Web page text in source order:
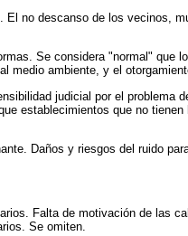
no descanso de los vecinos,
Se considera "normal"
medio ambiente, y el
judicial por el
establecimientos que no
Daños y riesgos del ruido
Falta de motivación de las
Se omiten.